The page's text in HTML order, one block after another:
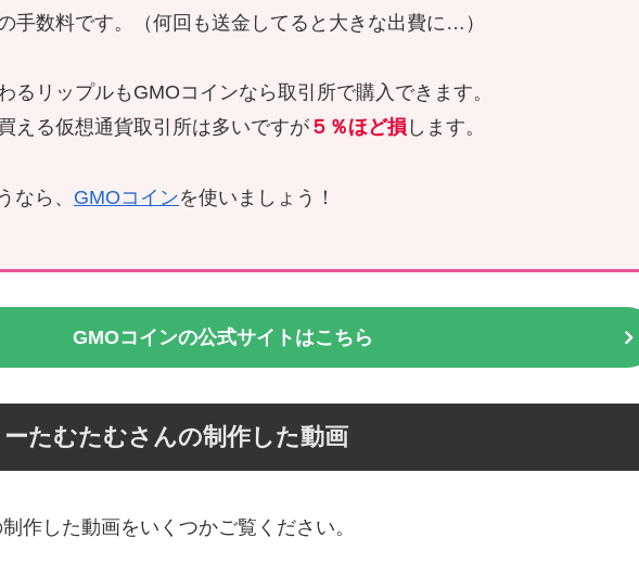
手数料です。（何回も送金してると大きな出費に…）
るリップルもGMOコインなら取引所で購入できます。
える仮想通貨取引所は多いですが ５％ほど損 します。
なら、 GMOコインを使いましょう！
GMOコインの公式サイトはこちら
たむたむさんの制作した動画
作した動画をいくつかご覧ください。